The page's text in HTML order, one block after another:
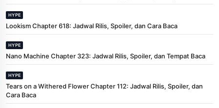
HYPE
Lookism Chapter 618: Jadwal Rilis, Spoiler, dan Cara Baca
HYPE
Nano Machine Chapter 323: Jadwal Rilis, Spoiler, dan Tempat Baca
HYPE
Tears on a Withered Flower Chapter 112: Jadwal Rilis, Spoiler, dan
Cara Baca